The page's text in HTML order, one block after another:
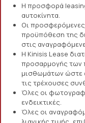
Η προσφορά
αυτοκίνητα.
Οι προσφερόμενες
προϋπόθεση της
στις
Η Kinisis Lease
προσαρμογής
μισθωμάτων ώστε
τις τρέχουσες
Όλες οι
ενδεικτικές.
Όλες οι